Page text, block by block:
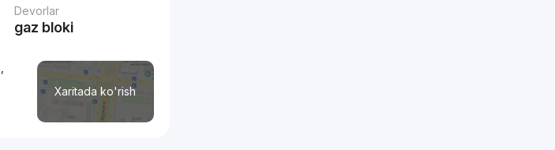
Devorlar
gaz bloki
Xaritada ko'rish